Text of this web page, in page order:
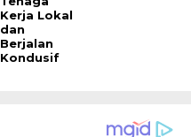
Kerja Lokal
dan
Berjalan
Kondusif